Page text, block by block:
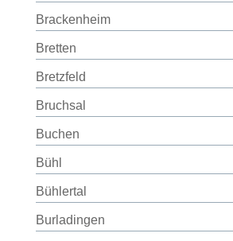
Brackenheim
Bretten
Bretzfeld
Bruchsal
Buchen
Bühl
Bühlertal
Burladingen